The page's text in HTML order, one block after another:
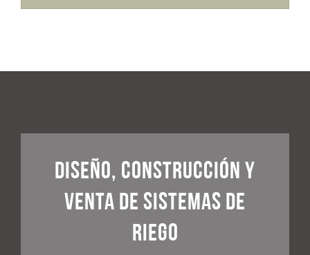
DISEÑO, CONSTRUCCIÓN Y
VENTA DE SISTEMAS DE
RIEGO